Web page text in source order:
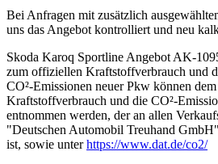
Bei Anfragen mit zusätzlich
uns das Angebot kontrolliert und neu
Skoda Karoq Sportline Angebot AK-
zum offiziellen Kraftstoffverbrauch und
CO²-Emissionen neuer Pkw können
Kraftstoffverbrauch und die CO²-
entnommen werden, der an allen
"Deutschen Automobil Treuhand
ist, sowie unterhttps://www.dat.de/co2/